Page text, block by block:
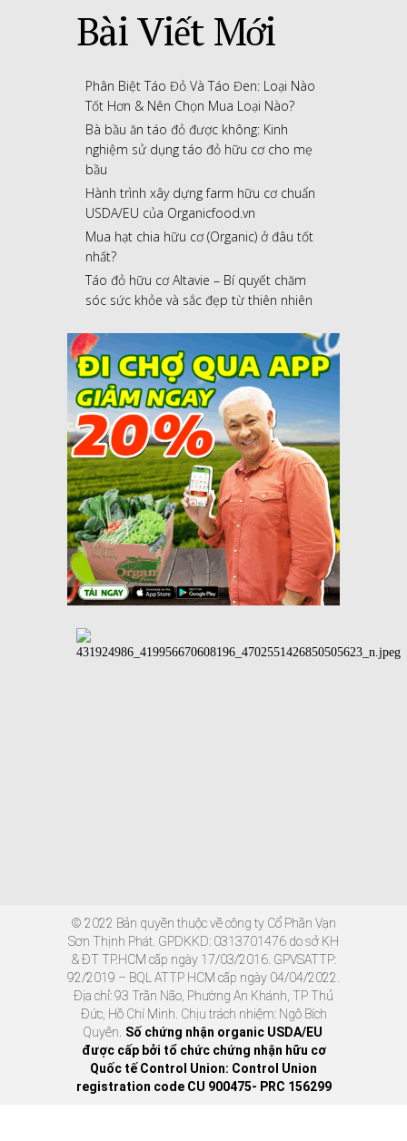
Bài Viết Mới
Phân Biệt Táo Đỏ Và Táo Đen: Loại Nào
Tốt Hơn & Nên Chọn Mua Loại Nào?
Bà bầu ăn táo đỏ được không: Kinh
nghiệm sử dụng táo đỏ hữu cơ cho mẹ
bầu
Hành trình xây dựng farm hữu cơ chuẩn
USDA/EU của Organicfood.vn
Mua hạt chia hữu cơ (Organic) ở đâu tốt
nhất?
Táo đỏ hữu cơ Altavie – Bí quyết chăm
sóc sức khỏe và sắc đẹp từ thiên nhiên
© 2022 Bản quyền thuộc về công ty Cổ Phần Vạn
Sơn Thịnh Phát. GPDKKD: 0313701476 do sở KH
& ĐT TP.HCM cấp ngày 17/03/2016. GPVSATTP:
92/2019 – BQL ATTP HCM cấp ngày 04/04/2022.
Địa chỉ: 93 Trần Não, Phường An Khánh, TP Thủ
Đức, Hồ Chí Minh. Chịu trách nhiệm: Ngô Bích
Quyên. Số chứng nhận organic USDA/EU
được cấp bởi tổ chức chứng nhận hữu cơ
Quốc tế Control Union: Control Union
registration code CU 900475- PRC 156299